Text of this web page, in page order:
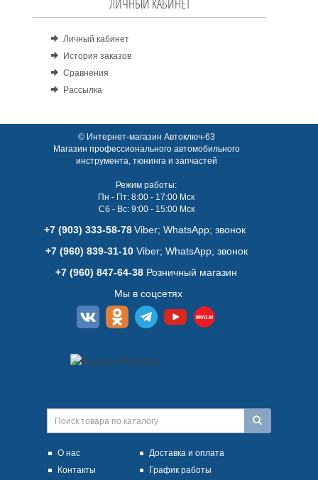
ЛИЧНЫЙ КАБИНЕТ
Личный кабинет
История заказов
Сравнения
Рассылка
© Интернет-магазин Автоключ-63
Магазин профессионального автомобильного
инструмента, тюнинга и запчастей
Режим работы:
Пн - Пт: 8:00 - 17:00 Мск
Сб - Вс: 9:00 - 15:00 Мск
+7 (903) 333-58-78 Viber; WhatsАpp; звонок
+7 (960) 839-31-10Viber; WhatsАpp; звонок
+7 (960) 847-64-38 Розничный магазин
Мы в соцсетях
О нас
Доставка и оплата
Контакты
График работы